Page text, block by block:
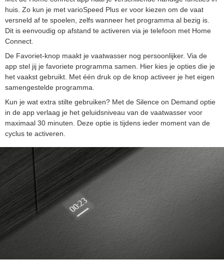
huis. Zo kun je met varioSpeed Plus er voor kiezen om de vaat
versneld af te spoelen, zelfs wanneer het programma al bezig is.
Dit is eenvoudig op afstand te activeren via je telefoon met Home
Connect.
De Favoriet-knop maakt je vaatwasser nog persoonlijker. Via de
app stel jij je favoriete programma samen. Hier kies je opties die je
het vaakst gebruikt. Met één druk op de knop activeer je het eigen
samengestelde programma.
Kun je wat extra stilte gebruiken? Met de Silence on Demand optie
in de app verlaag je het geluidsniveau van de vaatwasser voor
maximaal 30 minuten. Deze optie is tijdens ieder moment van de
cyclus te activeren.